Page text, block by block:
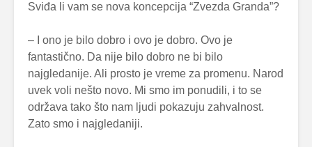
Sviđa li vam se nova koncepcija “Zvezda Granda”?
– I ono je bilo dobro i ovo je dobro. Ovo je
fantastično. Da nije bilo dobro ne bi bilo
najgledanije. Ali prosto je vreme za promenu. Narod
uvek voli nešto novo. Mi smo im ponudili, i to se
održava tako što nam ljudi pokazuju zahvalnost.
Zato smo i najgledaniji.